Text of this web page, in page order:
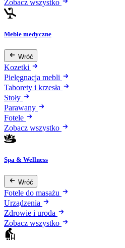
Zobacz wszystko
Meble medyczne
Wróć
Kozetki
Pielęgnacja mebli
Taborety i krzesła
Stoły
Parawany
Fotele
Zobacz wszystko
Spa & Wellness
Wróć
Fotele do masażu
Urządzenia
Zdrowie i uroda
Zobacz wszystko